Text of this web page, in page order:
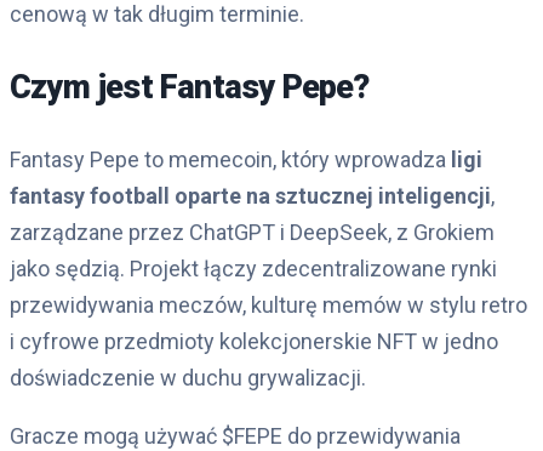
cenową w tak długim terminie.
Czym jest Fantasy Pepe?
Fantasy Pepe to memecoin, który wprowadza ligi
fantasy football oparte na sztucznej inteligencji,
zarządzane przez ChatGPT i DeepSeek, z Grokiem
jako sędzią. Projekt łączy zdecentralizowane rynki
przewidywania meczów, kulturę memów w stylu retro
i cyfrowe przedmioty kolekcjonerskie NFT w jedno
doświadczenie w duchu grywalizacji.
Gracze mogą używać $FEPE do przewidywania